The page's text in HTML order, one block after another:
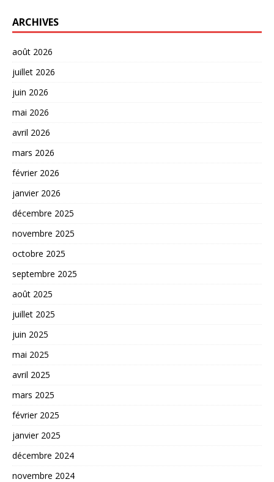
ARCHIVES
août 2026
juillet 2026
juin 2026
mai 2026
avril 2026
mars 2026
février 2026
janvier 2026
décembre 2025
novembre 2025
octobre 2025
septembre 2025
août 2025
juillet 2025
juin 2025
mai 2025
avril 2025
mars 2025
février 2025
janvier 2025
décembre 2024
novembre 2024